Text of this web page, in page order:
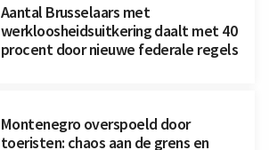
Aantal Brusselaars met
werkloosheidsuitkering daalt met 40
procent door nieuwe federale regels
Montenegro overspoeld door
toeristen: chaos aan de grens en